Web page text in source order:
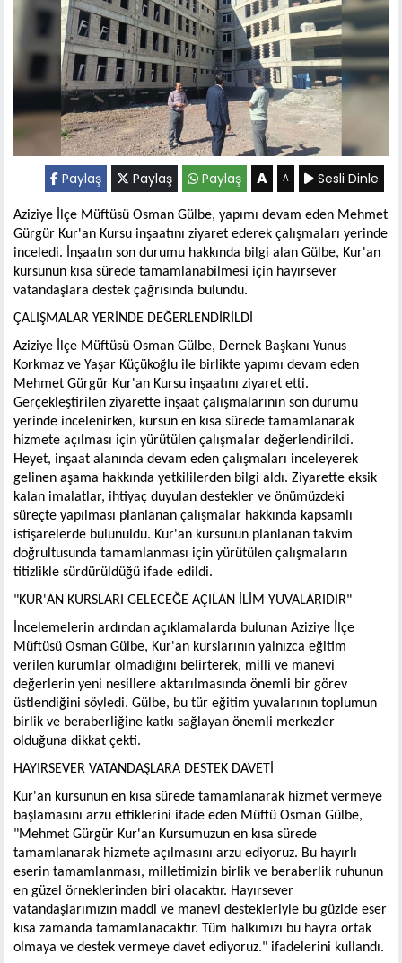
Paylaş Paylaş Paylaş A A Sesli Dinle
Aziziye İlçe Müftüsü Osman Gülbe, yapımı devam eden Mehmet
Gürgür Kur'an Kursu inşaatını ziyaret ederek çalışmaları yerinde
inceledi. İnşaatın son durumu hakkında bilgi alan Gülbe, Kur'an
kursunun kısa sürede tamamlanabilmesi için hayırsever
vatandaşlara destek çağrısında bulundu.
ÇALIŞMALAR YERİNDE DEĞERLENDİRİLDİ
Aziziye İlçe Müftüsü Osman Gülbe, Dernek Başkanı Yunus
Korkmaz ve Yaşar Küçükoğlu ile birlikte yapımı devam eden
Mehmet Gürgür Kur'an Kursu inşaatını ziyaret etti.
Gerçekleştirilen ziyarette inşaat çalışmalarının son durumu
yerinde incelenirken, kursun en kısa sürede tamamlanarak
hizmete açılması için yürütülen çalışmalar değerlendirildi.
Heyet, inşaat alanında devam eden çalışmaları inceleyerek
gelinen aşama hakkında yetkililerden bilgi aldı. Ziyarette eksik
kalan imalatlar, ihtiyaç duyulan destekler ve önümüzdeki
süreçte yapılması planlanan çalışmalar hakkında kapsamlı
istişarelerde bulunuldu. Kur'an kursunun planlanan takvim
doğrultusunda tamamlanması için yürütülen çalışmaların
titizlikle sürdürüldüğü ifade edildi.
"KUR'AN KURSLARI GELECEĞE AÇILAN İLİM YUVALARIDIR"
İncelemelerin ardından açıklamalarda bulunan Aziziye İlçe
Müftüsü Osman Gülbe, Kur'an kurslarının yalnızca eğitim
verilen kurumlar olmadığını belirterek, milli ve manevi
değerlerin yeni nesillere aktarılmasında önemli bir görev
üstlendiğini söyledi. Gülbe, bu tür eğitim yuvalarının toplumun
birlik ve beraberliğine katkı sağlayan önemli merkezler
olduğuna dikkat çekti.
HAYIRSEVER VATANDAŞLARA DESTEK DAVETİ
Kur'an kursunun en kısa sürede tamamlanarak hizmet vermeye
başlamasını arzu ettiklerini ifade eden Müftü Osman Gülbe,
"Mehmet Gürgür Kur'an Kursumuzun en kısa sürede
tamamlanarak hizmete açılmasını arzu ediyoruz. Bu hayırlı
eserin tamamlanması, milletimizin birlik ve beraberlik ruhunun
en güzel örneklerinden biri olacaktır. Hayırsever
vatandaşlarımızın maddi ve manevi destekleriyle bu güzide eser
kısa zamanda tamamlanacaktır. Tüm halkımızı bu hayra ortak
olmaya ve destek vermeye davet ediyoruz." ifadelerini kullandı.